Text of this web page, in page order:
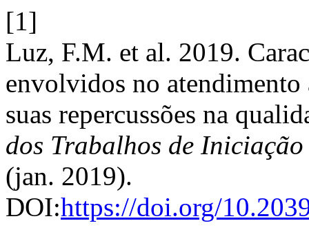
[1]
Luz, F.M. et al. 2019.
envolvidos no atendimento
suas repercussões na
dos Trabalhos de
(jan. 2019).
DOI:https://doi.org/